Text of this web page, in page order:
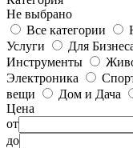
Не выбрано
Все категории
Услуги
Для
Инструменты
Электроника
вещи
Дом и Дача
Цена
от
до